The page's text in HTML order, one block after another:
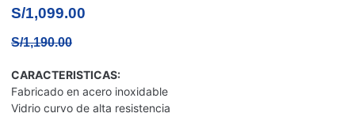
S/1,099.00
S/1,190.00
CARACTERISTICAS:
Fabricado en acero inoxidable
Vidrio curvo de alta resistencia